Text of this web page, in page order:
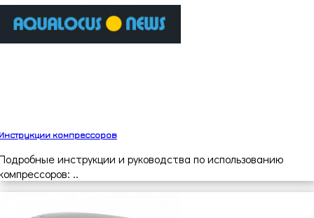
компрессоров
инструкции и руководства по использованию
..